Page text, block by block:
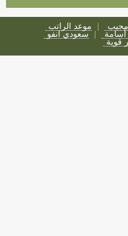
موعد الراتب
أسامة
سعودي انفو
قوية